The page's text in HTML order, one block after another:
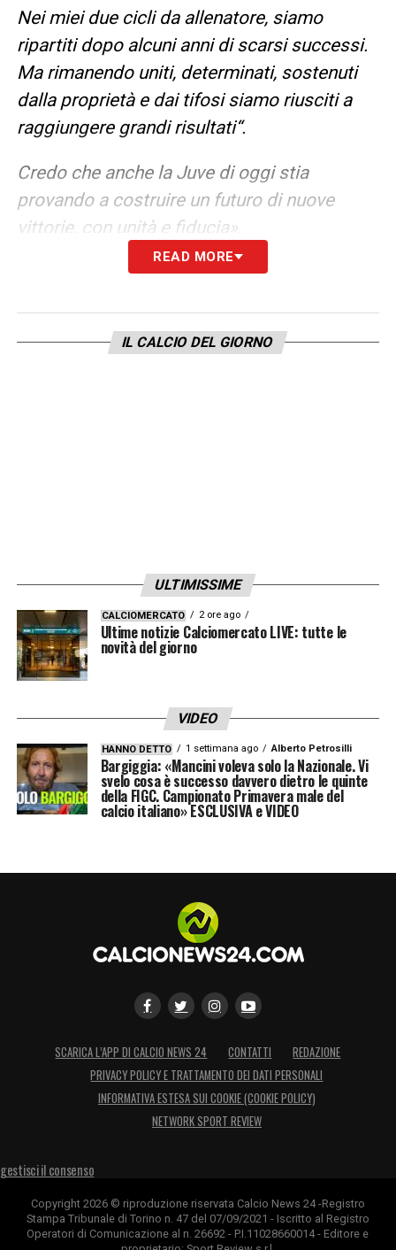
Nei miei due cicli da allenatore, siamo
ripartiti dopo alcuni anni di scarsi successi.
Ma rimanendo uniti, determinati, sostenuti
dalla proprietà e dai tifosi siamo riusciti a
raggiungere grandi risultati“.
Credo che anche la Juve di oggi stia
provando a costruire un futuro di nuove
vittorie, con unità e fiducia».
LEGGI ANCHE –Partite oggi, stasera e
LA PLAYLIST DELLE NOSTRE TOP NEWS
READ MORE
IL CALCIO DEL GIORNO
ULTIMISSIME
CALCIOMERCATO 2 ore ago
Ultime notizie Calciomercato LIVE: tutte le
novità del giorno
VIDEO
HANNO DETTO 1 settimana ago Alberto Petrosilli
Bargiggia: «Mancini voleva solo la Nazionale. Vi
svelo cosa è successo davvero dietro le quinte
della FIGC. Campionato Primavera male del
calcio italiano» ESCLUSIVA e VIDEO
SCARICA L’APP DI CALCIO NEWS 24 CONTATTI
REDAZIONE
PRIVACY POLICY E TRATTAMENTO DEI DATI PERSONALI
INFORMATIVA ESTESA SUI COOKIE (COOKIE POLICY)
NETWORK SPORT REVIEW
gestisci il consenso
Copyright 2026 © riproduzione riservata Calcio News 24 -Registro
Stampa Tribunale di Torino n. 47 del 07/09/2021 - Iscritto al Registro
Operatori di Comunicazione al n. 26692 - P.I.11028660014 - Editore e